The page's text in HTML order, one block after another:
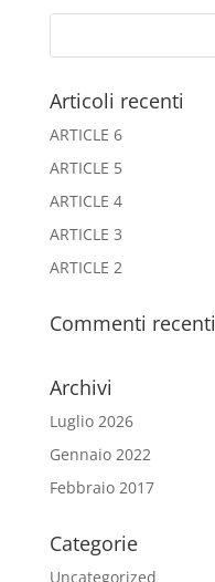
Articoli recenti
ARTICLE 6
ARTICLE 5
ARTICLE 4
ARTICLE 3
ARTICLE 2
Commenti recenti
Archivi
Luglio 2026
Gennaio 2022
Febbraio 2017
Categorie
Uncategorized